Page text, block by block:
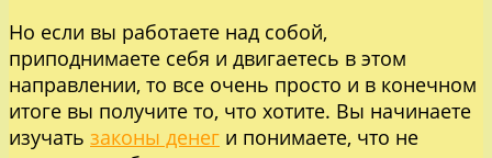
Но если вы работаете над собой,
приподнимаете себя и двигаетесь в этом
направлении, то все очень просто и в конечном
итоге вы получите то, что хотите. Вы начинаете
изучать законы денег и понимаете, что не